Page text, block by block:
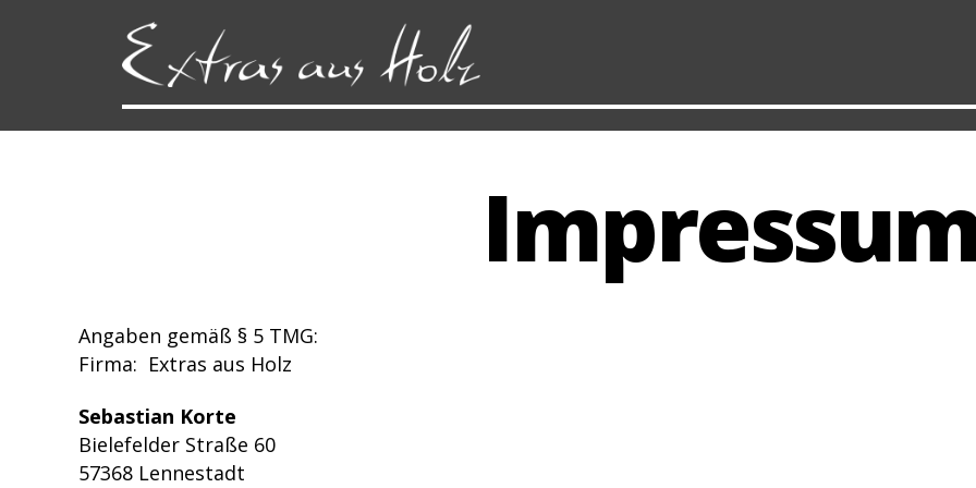
extras-
Angaben gemäß § 5 TMG:
Firma: Extras aus Holz
Sebastian Korte
Bielefelder Straße 60
57368 Lennestadt